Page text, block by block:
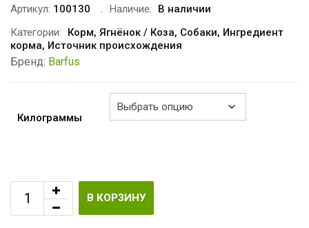
€1.30
–
€3.00
Артикул: 100130 Наличие:
В наличии
Категории:
Корм, Ягнёнок / Коза, Собаки, Ингредиент
корма, Источник происхождения
Бренд: Barfus
Килограммы
В КОРЗИНУ